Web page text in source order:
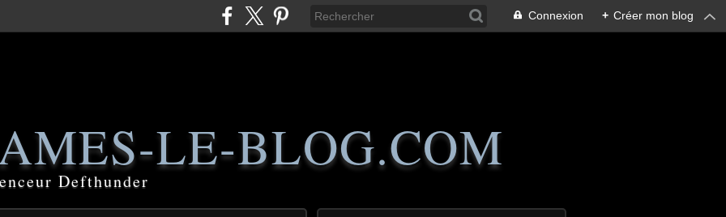
Connexion + Créer mon blog
LE-BLOG.COM
Defthunder